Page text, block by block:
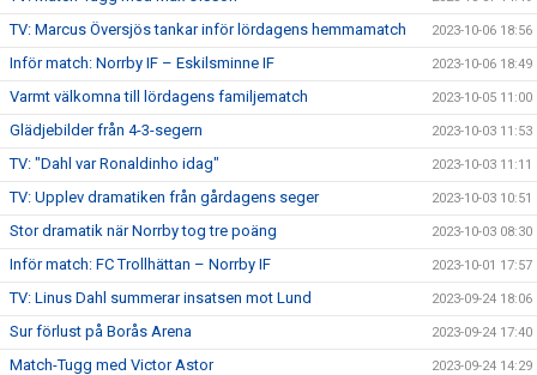
TV: Marcus Översjös tankar inför lördagens hemmamatch 2023-10-06 18:56
Inför match: Norrby IF – Eskilsminne IF 2023-10-06 18:49
Varmt välkomna till lördagens familjematch 2023-10-05 11:00
Glädjebilder från 4-3-segern 2023-10-03 11:53
TV: "Dahl var Ronaldinho idag" 2023-10-03 11:11
TV: Upplev dramatiken från gårdagens seger 2023-10-03 10:51
Stor dramatik när Norrby tog tre poäng 2023-10-03 08:30
Inför match: FC Trollhättan – Norrby IF 2023-10-01 17:57
TV: Linus Dahl summerar insatsen mot Lund 2023-09-24 18:06
Sur förlust på Borås Arena 2023-09-24 17:40
Match-Tugg med Victor Astor 2023-09-24 14:29